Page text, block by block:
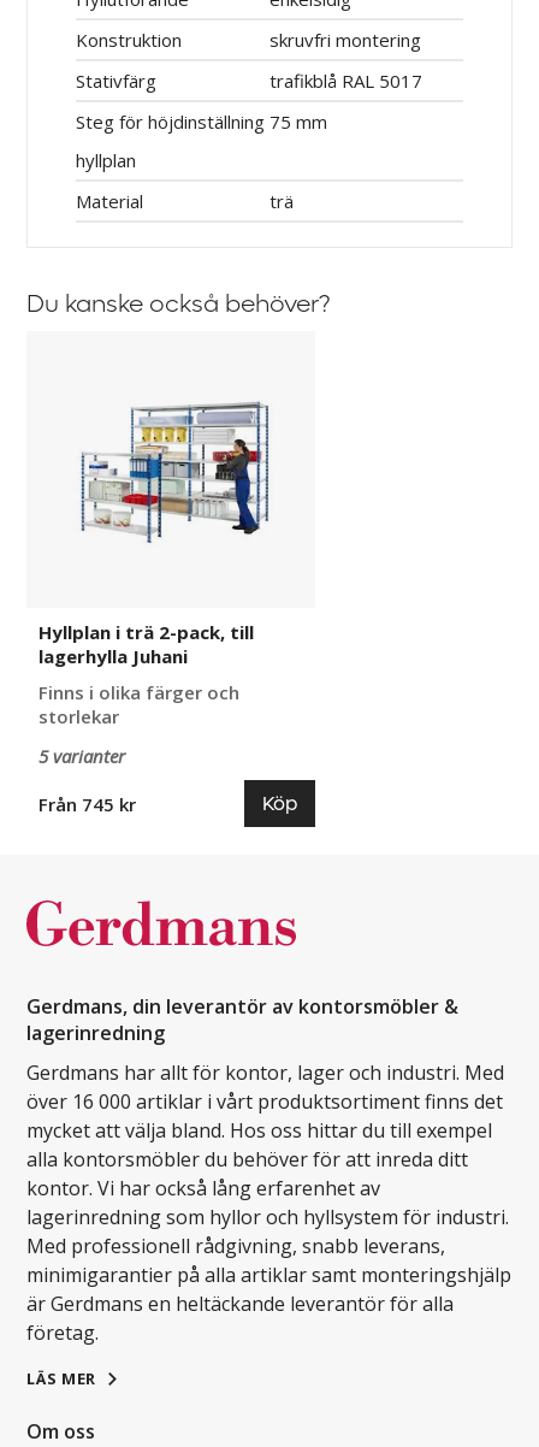
Konstruktion
skruvfri montering
Stativfärg
trafikblå RAL 5017
Steg för höjdinställning
hyllplan
75 mm
Material trä
Du kanske också behöver?
pack,
lagerhylla
Hyllplan i trä 2-pack, till
lagerhylla Juhani
Finns i olika färger och
storlekar
5 varianter
Från 745 kr
Köp
Gerdmans, din leverantör av kontorsmöbler &
lagerinredning
Gerdmans har allt för kontor, lager och industri. Med
över 16 000 artiklar i vårt produktsortiment finns det
mycket att välja bland. Hos oss hittar du till exempel
alla kontorsmöbler du behöver för att inreda ditt
kontor. Vi har också lång erfarenhet av
lagerinredning som hyllor och hyllsystem för industri.
Med professionell rådgivning, snabb leverans,
minimigarantier på alla artiklar samt monteringshjälp
är Gerdmans en heltäckande leverantör för alla
företag.
LÄS MER
Om oss